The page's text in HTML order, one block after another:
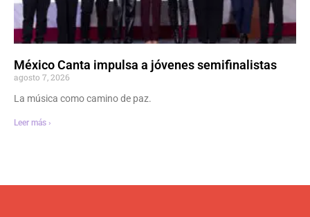
México Canta impulsa a jóvenes semifinalistas
agosto 7, 2026
La música como camino de paz.
Leer más ›